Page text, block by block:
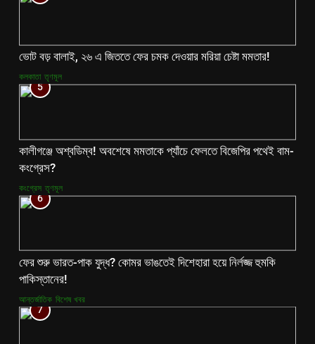
ভোট বড় বালাই, ২৬ এ জিততে ফের চমক দেওয়ার মরিয়া চেষ্টা মমতার!
কলকাতা তৃণমূল
5
কালীগঞ্জে অশ্বডিম্ব! অবশেষে মমতাকে প্যাঁচে ফেলতে বিজেপির পথেই বাম-
কংগ্রেস?
কংগ্রেস তৃণমূল
6
ফের শুরু ভারত-পাক যুদ্ধ? কোমর ভাঙতেই দিশেহারা হয়ে নির্লজ্জ হুমকি
পাকিস্তানের!
আন্তর্জাতিক বিশেষ খবর
7